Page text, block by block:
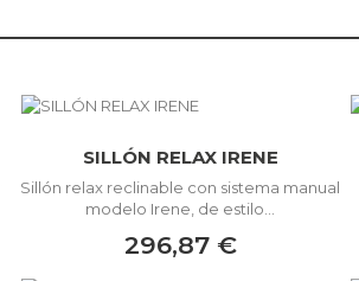
SILLÓN RELAX IRENE
Sillón relax reclinable con sistema manual
modelo Irene, de estilo...
296,87 €